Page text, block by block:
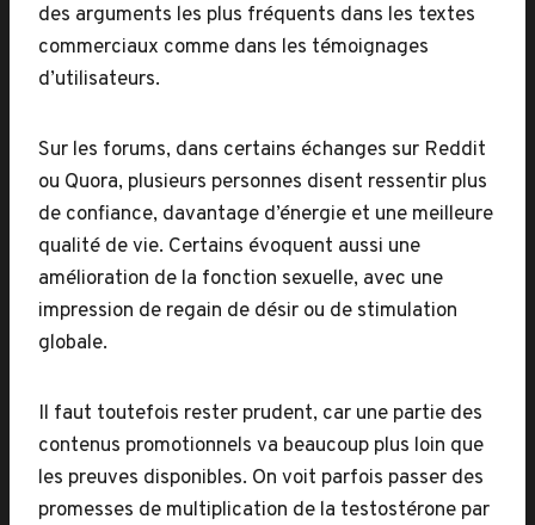
des arguments les plus fréquents dans les textes
commerciaux comme dans les témoignages
d’utilisateurs.
Sur les forums, dans certains échanges sur Reddit
ou Quora, plusieurs personnes disent ressentir plus
de confiance, davantage d’énergie et une meilleure
qualité de vie. Certains évoquent aussi une
amélioration de la fonction sexuelle, avec une
impression de regain de désir ou de stimulation
globale.
Il faut toutefois rester prudent, car une partie des
contenus promotionnels va beaucoup plus loin que
les preuves disponibles. On voit parfois passer des
promesses de multiplication de la testostérone par